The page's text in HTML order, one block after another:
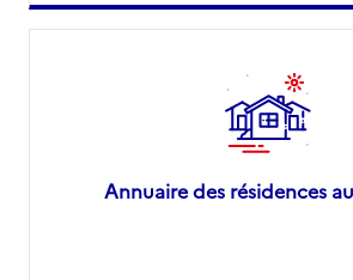
Annuaire des résidences